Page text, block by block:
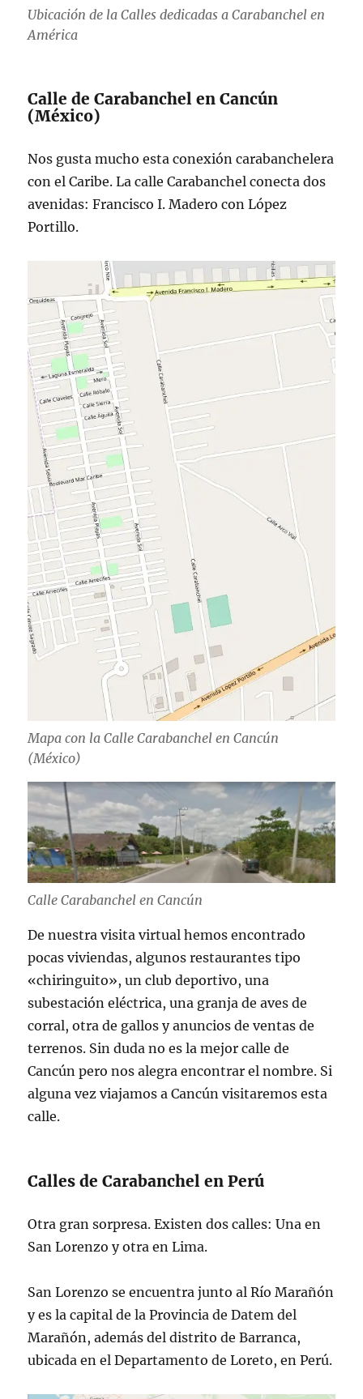
Ubicación de la Calles dedicadas a Carabanchel en
América
Calle de Carabanchel en Cancún
(México)
Nos gusta mucho esta conexión carabanchelera
con el Caribe. La calle Carabanchel conecta dos
avenidas: Francisco I. Madero con López
Portillo.
Mapa con la Calle Carabanchel en Cancún
(México)
Calle Carabanchel en Cancún
De nuestra visita virtual hemos encontrado
pocas viviendas, algunos restaurantes tipo
«chiringuito», un club deportivo, una
subestación eléctrica, una granja de aves de
corral, otra de gallos y anuncios de ventas de
terrenos. Sin duda no es la mejor calle de
Cancún pero nos alegra encontrar el nombre. Si
alguna vez viajamos a Cancún visitaremos esta
calle.
Calles de Carabanchel en Perú
Otra gran sorpresa. Existen dos calles: Una en
San Lorenzo y otra en Lima.
San Lorenzo se encuentra junto al Río Marañón
y es la capital de la Provincia de Datem del
Marañón, además del distrito de Barranca,
ubicada en el Departamento de Loreto, en Perú.